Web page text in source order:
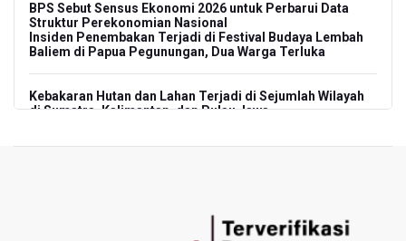
BPS Sebut Sensus Ekonomi 2026 untuk Perbarui Data
Struktur Perekonomian Nasional
Insiden Penembakan Terjadi di Festival Budaya Lembah
Baliem di Papua Pegunungan, Dua Warga Terluka
Kebakaran Hutan dan Lahan Terjadi di Sejumlah Wilayah
di Sumatra, Kalimantan, dan Pulau Jawa
SEA V Cup 2026: Timnas Voli Putri Indonesia Kalah 0-3